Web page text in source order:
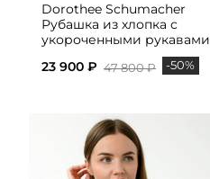
Dorothee Schumacher
Рубашка из хлопка с
укороченными рукавами
23 900 ₽ 47 800 ₽ -50%